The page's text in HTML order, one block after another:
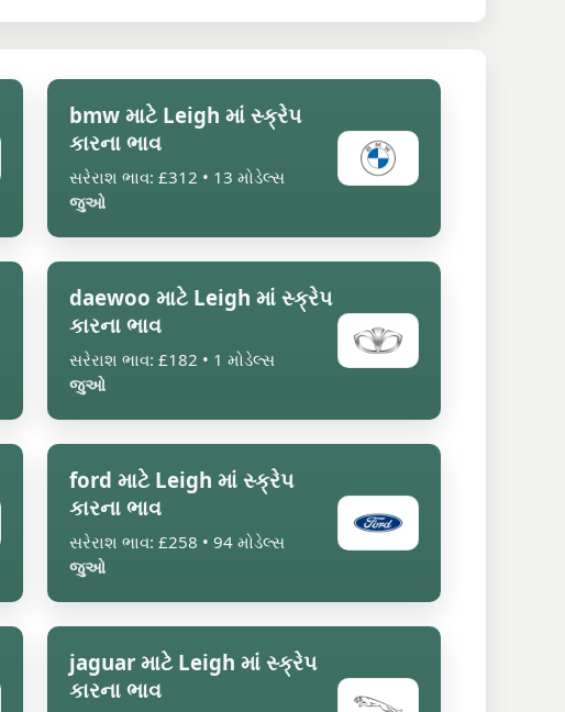
bmw માટે Leigh માં સ્ક્રેપ
કારના ભાવ
સરેરાશ ભાવ: £312 • 13 મોડેલ્સ
જુઓ
daewoo માટે Leigh માં સ્ક્રેપ
કારના ભાવ
સરેરાશ ભાવ: £182 • 1 મોડેલ્સ
જુઓ
ford માટે Leigh માં સ્ક્રેપ
કારના ભાવ
સરેરાશ ભાવ: £258 • 94 મોડેલ્સ
જુઓ
jaguar માટે Leigh માં સ્ક્રેપ
કારના ભાવ